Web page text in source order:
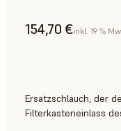
154,70 €inkl. 19 %
Ersatzschlauch, der
Filterkasteneinlass